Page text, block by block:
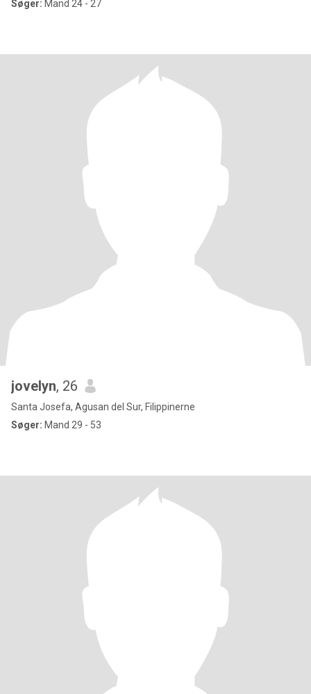
Søger: Mand 24 - 27
jovelyn, 26
Santa Josefa, Agusan del Sur, Filippinerne
Søger: Mand 29 - 53